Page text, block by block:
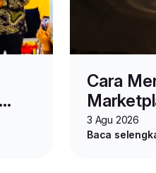
Cara
untuk
3 Agu 2026
Baca